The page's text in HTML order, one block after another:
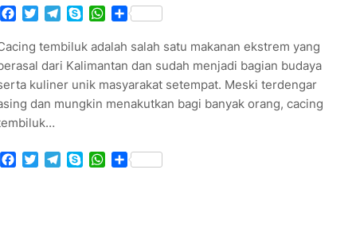
Facebook
TwitterTelegram
SkypeWhatsApp
Share
tembiluk adalah salah satu makanan ekstrem yang
dari Kalimantan dan sudah menjadi bagian budaya
kuliner unik masyarakat setempat. Meski terdengar
dan mungkin menakutkan bagi banyak orang, cacing
Facebook
TwitterTelegram
SkypeWhatsApp
Share